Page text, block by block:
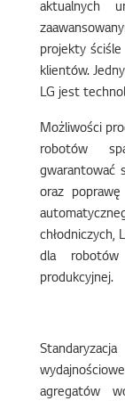
aktualnych
projekty
klientów.
LG jest
Możliwości
robotów
gwarantować
oraz
chłodniczych,
dla robotów
produkcyjnej.
agregatów